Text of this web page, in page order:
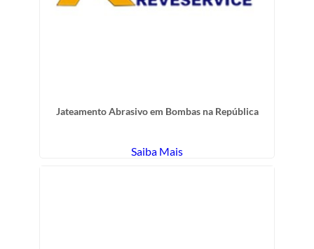
Jateamento Abrasivo em Bombas na República
Saiba Mais